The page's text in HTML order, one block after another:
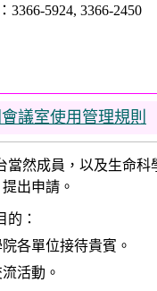
3366-5924, 3366-2450
議室使用管理規則
當然成員，以及生命
提出申請。
的：
各單位接待貴賓。
活動。